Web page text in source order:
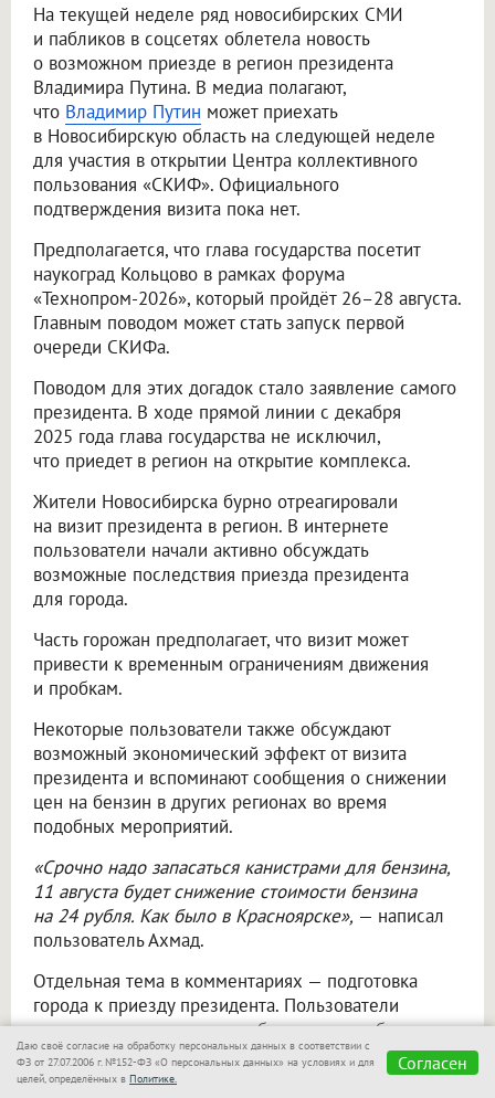
На текущей неделе ряд новосибирских СМИ
и пабликов в соцсетях облетела новость
о возможном приезде в регион президента
Владимира Путина. В медиа полагают,
что Владимир Путин может приехать
в Новосибирскую область на следующей неделе
для участия в открытии Центра коллективного
пользования «СКИФ». Официального
подтверждения визита пока нет.
Предполагается, что глава государства посетит
наукоград Кольцово в рамках форума
«Технопром-2026», который пройдёт 26–28 августа.
Главным поводом может стать запуск первой
очереди СКИФа.
Поводом для этих догадок стало заявление самого
президента. В ходе прямой линии с декабря
2025 года глава государства не исключил,
что приедет в регион на открытие комплекса.
Жители Новосибирска бурно отреагировали
на визит президента в регион. В интернете
пользователи начали активно обсуждать
возможные последствия приезда президента
для города.
Часть горожан предполагает, что визит может
привести к временным ограничениям движения
и пробкам.
Некоторые пользователи также обсуждают
возможный экономический эффект от визита
президента и вспоминают сообщения о снижении
цен на бензин в других регионах во время
подобных мероприятий.
«Срочно надо запасаться канистрами для бензина,
11 августа будет снижение стоимости бензина
на 24 рубля. Как было в Красноярске», — написал
пользователь Ахмад.
Отдельная тема в комментариях — подготовка
города к приезду президента. Пользователи
интересуются, какие меры безопасности будут
приняты и как визит повлияет на привычный ритм
жизни Новосибирска.
Даю своё согласие на обработку персональных данных в соответствии с
ФЗ от 27.07.2006 г. №152-ФЗ «О персональных данных» на условиях и для
целей, определённых в Политике.
Согласен